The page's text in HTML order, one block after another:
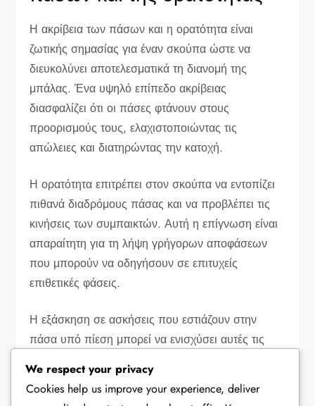
Η ακρίβεια των πάσων και η ορατότητα είναι
ζωτικής σημασίας για έναν σκούπα ώστε να
διευκολύνει αποτελεσματικά τη διανομή της
μπάλας. Ένα υψηλό επίπεδο ακρίβειας
διασφαλίζει ότι οι πάσες φτάνουν στους
προορισμούς τους, ελαχιστοποιώντας τις
απώλειες και διατηρώντας την κατοχή.
Η ορατότητα επιτρέπει στον σκούπα να εντοπίζει
πιθανά διαδρόμους πάσας και να προβλέπει τις
κινήσεις των συμπαικτών. Αυτή η επίγνωση είναι
απαραίτητη για τη λήψη γρήγορων αποφάσεων
που μπορούν να οδηγήσουν σε επιτυχείς
επιθετικές φάσεις.
Η εξάσκηση σε ασκήσεις που εστιάζουν στην
πάσα υπό πίεση μπορεί να ενισχύσει αυτές τις
βελτιώσουν τη συνολική τους αποτελεσματικότητα
στο παιχνίδι.
We respect your privacy
Cookies help us improve your experience, deliver